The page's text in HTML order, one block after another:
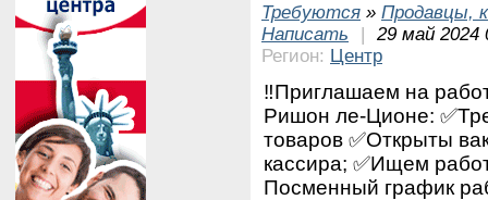
Требуются » Продавцы,
Написать
|
29 май 2024
Регион: Центр
‼️Приглашаем на
Ришон ле-Ционе:
товаров ✅Открыты
кассира; ✅Ищем
Посменный график